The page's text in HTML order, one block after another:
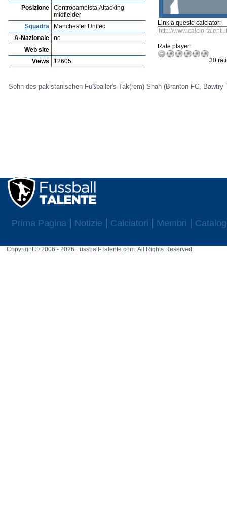
Posizione
Centrocampista,Attacking
midfielder
Squadra
Manchester United
A-Nazionale
no
Web site
-
Views
12605
Link a questo calciator:
Rate player:
30
Sohn des pakistanischen Fußballer's Tak(rem) Shah (Branton FC, Bawtry
Prima Pagina Notizie Calciatori Membri
Copyright © 2006 - 2026 Fussball-Talente.com. All Rights Reserved.